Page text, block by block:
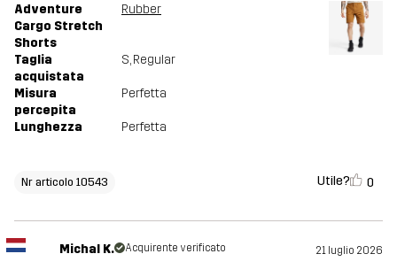
Adventure
Cargo Stretch
Shorts
Rubber
Taglia
acquistata
S, Regular
Misura
percepita
Perfetta
Lunghezza Perfetta
Nr articolo 10543 Utile? 0
Michal K. Acquirente verificato 21 luglio 2026